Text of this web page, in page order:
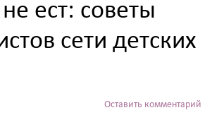
ест: советы
сети детских
Оставить комментарий